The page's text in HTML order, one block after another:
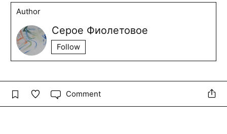
Author
Серое Фиолетовое
Follow
Comment